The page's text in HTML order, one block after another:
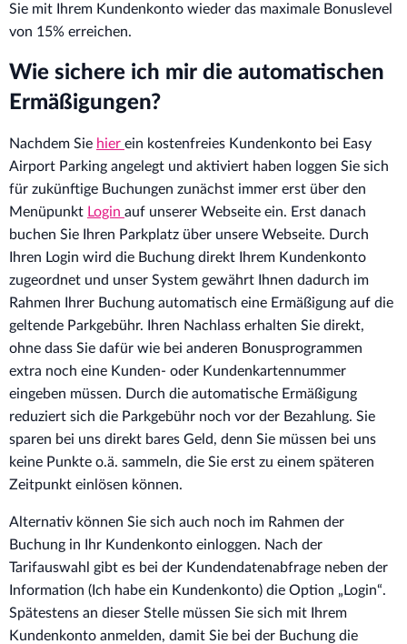
Sie mit Ihrem Kundenkonto wieder das maximale Bonuslevel
von 15% erreichen.
Wie sichere ich mir die automatischen
Ermäßigungen?
Nachdem Sie hier ein kostenfreies Kundenkonto bei Easy
Airport Parking angelegt und aktiviert haben loggen Sie sich
für zukünftige Buchungen zunächst immer erst über den
Menüpunkt Login auf unserer Webseite ein. Erst danach
buchen Sie Ihren Parkplatz über unsere Webseite. Durch
Ihren Login wird die Buchung direkt Ihrem Kundenkonto
zugeordnet und unser System gewährt Ihnen dadurch im
Rahmen Ihrer Buchung automatisch eine Ermäßigung auf die
geltende Parkgebühr. Ihren Nachlass erhalten Sie direkt,
ohne dass Sie dafür wie bei anderen Bonusprogrammen
extra noch eine Kunden- oder Kundenkartennummer
eingeben müssen. Durch die automatische Ermäßigung
reduziert sich die Parkgebühr noch vor der Bezahlung. Sie
sparen bei uns direkt bares Geld, denn Sie müssen bei uns
keine Punkte o.ä. sammeln, die Sie erst zu einem späteren
Zeitpunkt einlösen können.
Alternativ können Sie sich auch noch im Rahmen der
Buchung in Ihr Kundenkonto einloggen. Nach der
Tarifauswahl gibt es bei der Kundendatenabfrage neben der
Information (Ich habe ein Kundenkonto) die Option „Login“.
Spätestens an dieser Stelle müssen Sie sich mit Ihrem
Kundenkonto anmelden, damit Sie bei der Buchung die